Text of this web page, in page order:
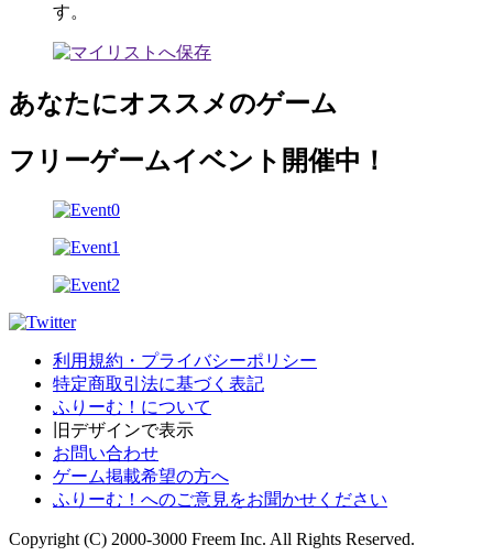
す。
あなたにオススメのゲーム
フリーゲームイベント開催中！
利用規約・プライバシーポリシー
特定商取引法に基づく表記
ふりーむ！について
旧デザインで表示
お問い合わせ
ゲーム掲載希望の方へ
ふりーむ！へのご意見をお聞かせください
Copyright (C) 2000-3000 Freem Inc. All Rights Reserved.